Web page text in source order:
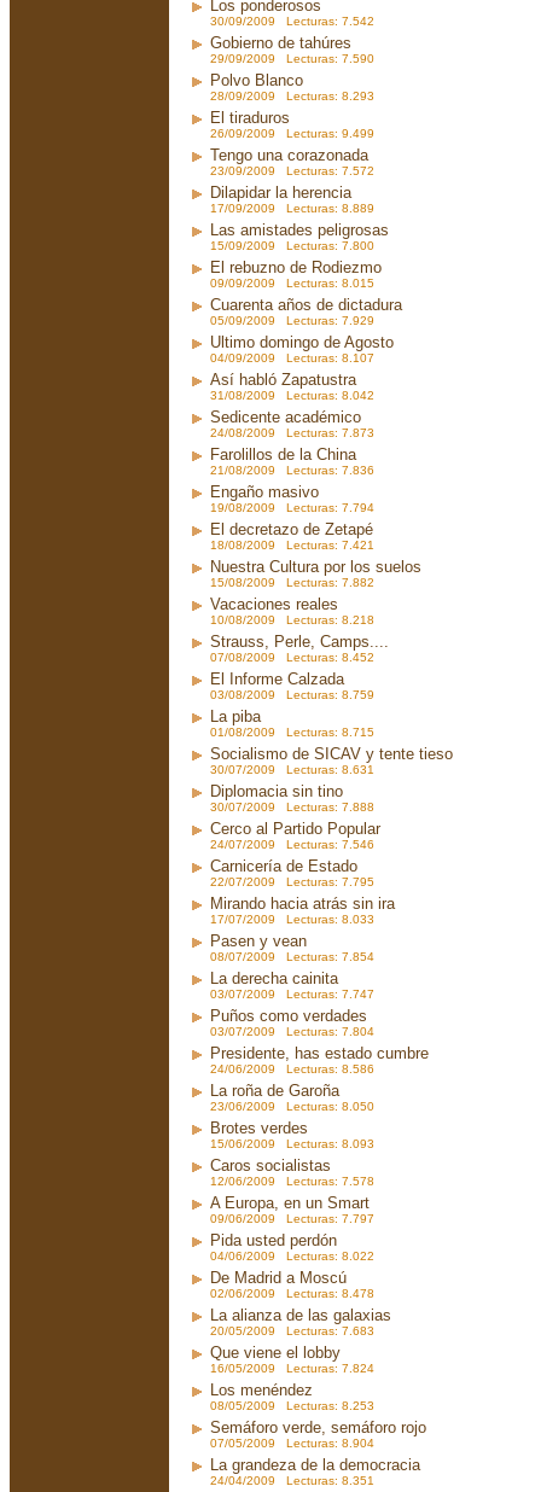
Los ponderosos
30/09/2009 Lecturas: 7.542
Gobierno de tahúres
29/09/2009 Lecturas: 7.590
Polvo Blanco
28/09/2009 Lecturas: 8.293
El tiraduros
26/09/2009 Lecturas: 9.499
Tengo una corazonada
23/09/2009 Lecturas: 7.572
Dilapidar la herencia
17/09/2009 Lecturas: 8.889
Las amistades peligrosas
15/09/2009 Lecturas: 7.800
El rebuzno de Rodiezmo
09/09/2009 Lecturas: 8.015
Cuarenta años de dictadura
05/09/2009 Lecturas: 7.929
Ultimo domingo de Agosto
04/09/2009 Lecturas: 8.107
Así habló Zapatustra
31/08/2009 Lecturas: 8.042
Sedicente académico
24/08/2009 Lecturas: 7.873
Farolillos de la China
21/08/2009 Lecturas: 7.836
Engaño masivo
19/08/2009 Lecturas: 7.794
El decretazo de Zetapé
18/08/2009 Lecturas: 7.421
Nuestra Cultura por los suelos
15/08/2009 Lecturas: 7.882
Vacaciones reales
10/08/2009 Lecturas: 8.218
Strauss, Perle, Camps....
07/08/2009 Lecturas: 8.452
El Informe Calzada
03/08/2009 Lecturas: 8.759
La piba
01/08/2009 Lecturas: 8.715
Socialismo de SICAV y tente tieso
30/07/2009 Lecturas: 8.631
Diplomacia sin tino
30/07/2009 Lecturas: 7.888
Cerco al Partido Popular
24/07/2009 Lecturas: 7.546
Carnicería de Estado
22/07/2009 Lecturas: 7.795
Mirando hacia atrás sin ira
17/07/2009 Lecturas: 8.033
Pasen y vean
08/07/2009 Lecturas: 7.854
La derecha cainita
03/07/2009 Lecturas: 7.747
Puños como verdades
03/07/2009 Lecturas: 7.804
Presidente, has estado cumbre
24/06/2009 Lecturas: 8.586
La roña de Garoña
23/06/2009 Lecturas: 8.050
Brotes verdes
15/06/2009 Lecturas: 8.093
Caros socialistas
12/06/2009 Lecturas: 7.578
A Europa, en un Smart
09/06/2009 Lecturas: 7.797
Pida usted perdón
04/06/2009 Lecturas: 8.022
De Madrid a Moscú
02/06/2009 Lecturas: 8.478
La alianza de las galaxias
20/05/2009 Lecturas: 7.683
Que viene el lobby
16/05/2009 Lecturas: 7.824
Los menéndez
08/05/2009 Lecturas: 8.253
Semáforo verde, semáforo rojo
07/05/2009 Lecturas: 8.904
La grandeza de la democracia
24/04/2009 Lecturas: 8.351